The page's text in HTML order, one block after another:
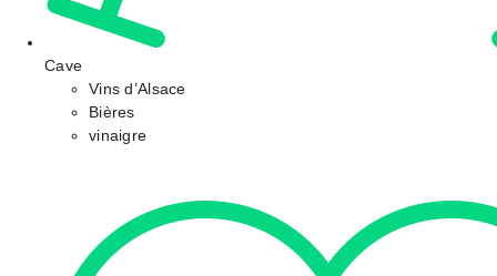
Cave
Vins d’Alsace
Bières
vinaigre